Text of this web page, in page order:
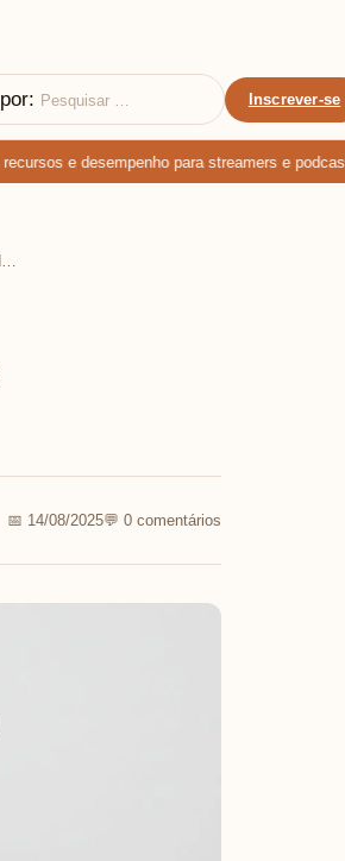
Inscrever-se
e desempenho para streamers e podcasters
📅 14/08/2025💬 0 comentários